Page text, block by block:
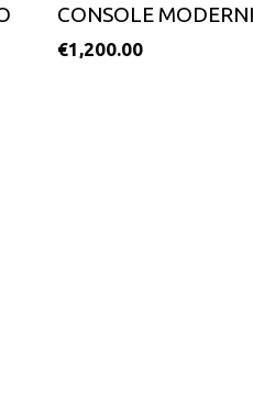
CONSOLE
€1,200.00